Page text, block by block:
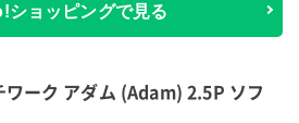
ショッピングで見る
ーク アダム (Adam) 2.5P ソフ